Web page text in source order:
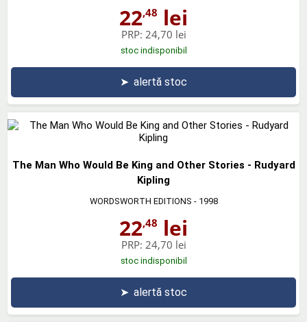
22,48 lei
PRP: 24,70 lei
stoc indisponibil
➤ alertă stoc
The Man Who Would Be King and Other Stories - Rudyard
Kipling
WORDSWORTH EDITIONS - 1998
22,48 lei
PRP: 24,70 lei
stoc indisponibil
➤ alertă stoc